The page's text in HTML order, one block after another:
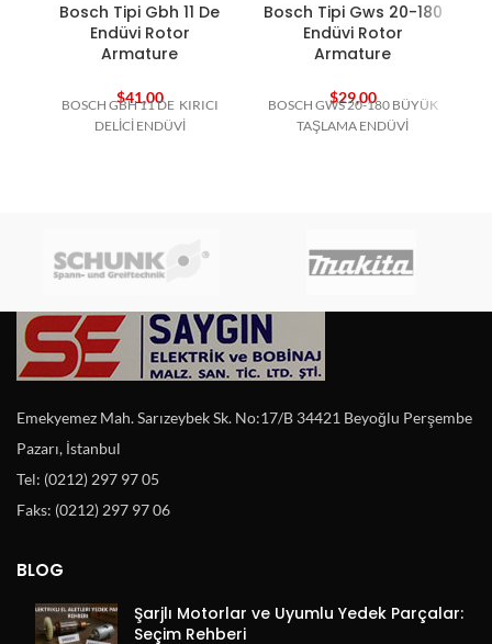
Bosch Tipi Gbh 11 De
Endüvi Rotor
Armature
$41,00
BOSCH GBH 11 DE KIRICI
DELİCİ ENDÜVİ
Bosch Tipi Gws 20-180
Endüvi Rotor
Armature
$29,00
BOSCH GWS 20-180 BÜYÜK
TAŞLAMA ENDÜVİ
Emekyemez Mah. Sarızeybek Sk. No:17/B 34421 Beyoğlu Perşembe
Pazarı, İstanbul
Tel: (0212) 297 97 05
Faks: (0212) 297 97 06
BLOG
Şarjlı Motorlar ve Uyumlu Yedek Parçalar:
Seçim Rehberi